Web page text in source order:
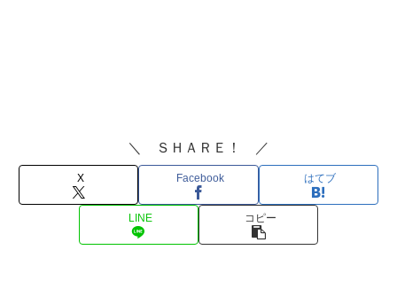
＼ ＳＨＡＲＥ！ ／
X Facebook はてブ
LINE コピー